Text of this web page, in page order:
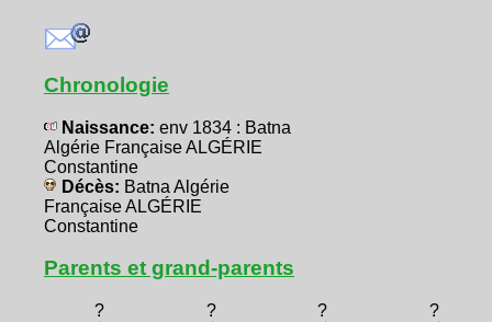
Chronologie
Naissance: env 1834 : Batna
Algérie Française ALGÉRIE
Constantine
Décès: Batna Algérie
Française ALGÉRIE
Constantine
Parents et grand-parents
? ? ?
?